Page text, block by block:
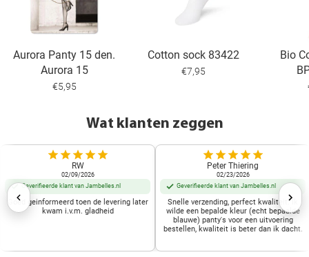
Aurora Panty 15 den.
Aurora 15
€5,95
Cotton sock 83422
€7,95
Bio
Wat klanten zeggen
RW
02/09/2026
Geverifieerde klant van Jambelles.nl
Goed geinformeerd toen de levering later
kwam i.v.m. gladheid
Peter Thiering
02/23/2026
Geverifieerde klant van Jambelles.nl
Snelle verzending, perfect kwaliteit. Ik
wilde een bepalde kleur (echt bepaalde
blauwe) panty's voor een uitvoering
bestellen, kwaliteit is beter dan ik dacht.